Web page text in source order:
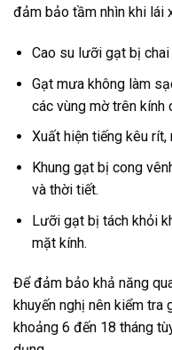
đảm bảo tầm nhìn khi lái
Cao su lưỡi gạt bị
Gạt mưa không làm
các vùng mờ trên kính
Xuất hiện tiếng kêu
Khung gạt bị cong
và thời tiết.
Lưỡi gạt bị tách khỏi
mặt kính.
Để đảm bảo khả năng
khuyến nghị nên kiểm
khoảng 6 đến 18 tháng